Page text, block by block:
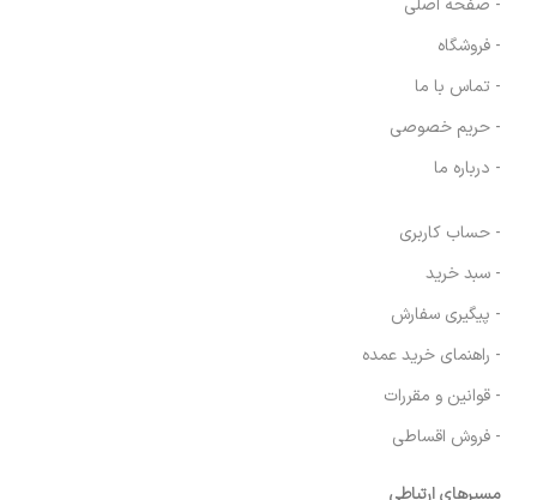
- صفحه اصلی
- فروشگاه
- تماس با ما
- حریم خصوصی
- درباره ما
- حساب کاربری
- سبد خرید
- پیگیری سفارش
- راهنمای خرید عمده
- قوانین و مقررات
- فروش اقساطی
مسیرهای ارتباطی